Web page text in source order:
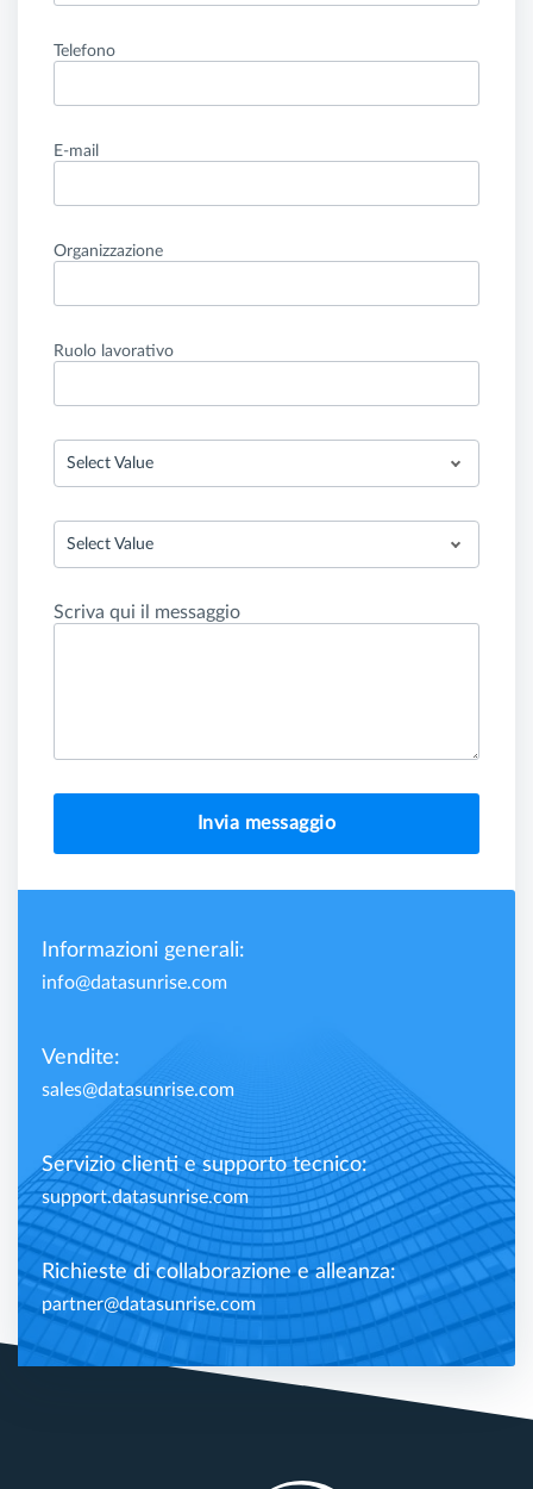
Telefono
E-mail
Organizzazione
Ruolo lavorativo
Select Value
Select Value
Scriva qui il messaggio
Invia messaggio
Informazioni generali:
info@datasunrise.com
Vendite:
sales@datasunrise.com
Servizio clienti e supporto tecnico:
support.datasunrise.com
Richieste di collaborazione e alleanza:
partner@datasunrise.com